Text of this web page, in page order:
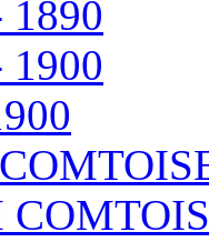
1890
1900